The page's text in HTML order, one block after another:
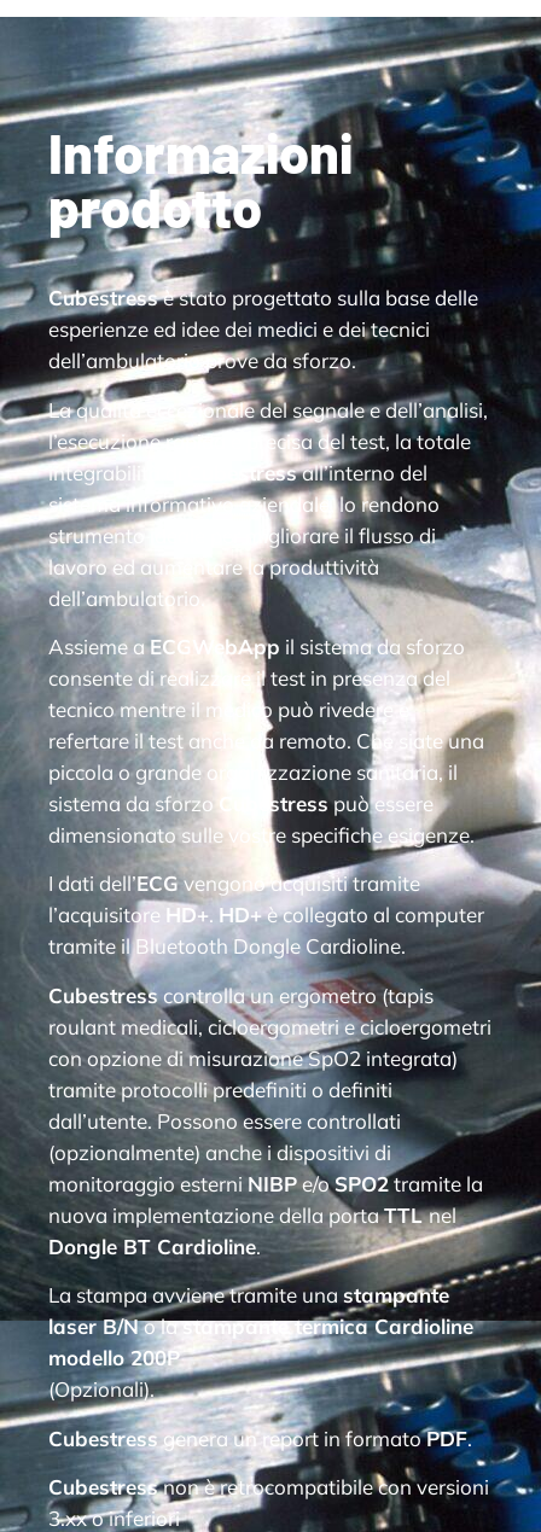
Informazioni
prodotto
Cubestressè stato progettato sulla base delle
esperienze ed idee dei medici e dei tecnici
dell’ambulatorio prove da sforzo.
La qualità eccezionale del segnale e dell’analisi,
l’esecuzione rapida e precisa del test, la totale
integrabilità di
Cubestressall’interno del
sistema informativo aziendale, lo rendono
strumento ideale per migliorare il flusso di
lavoro ed aumentare la produttività
dell’ambulatorio.
Assieme aECGWebApp il sistema da sforzo
consente di realizzare il test in presenza del
tecnico mentre il medico può rivedere e
refertare il test anche da remoto. Che siate una
piccola o grande organizzazione sanitaria, il
sistema da sforzo Cubestresspuò essere
dimensionato sulle vostre specifiche esigenze.
I dati dell’ECGvengono acquisiti tramite
l’acquisitore HD+. HD+è collegato al computer
tramite il Bluetooth Dongle Cardioline.
Cubestresscontrolla un ergometro (tapis
roulant medicali, cicloergometri e cicloergometri
con opzione di misurazione SpO2 integrata)
tramite protocolli predefiniti o definiti
dall’utente. Possono essere controllati
(opzionalmente) anche i dispositivi di
monitoraggio esterni NIBPe/oSPO2tramite la
nuova implementazione della portaTTLnel
Dongle BT Cardioline.
La stampa avviene tramite una stampante
laser B/No lastampante termica Cardioline
modello 200P
(Opzionali).
Cubestress genera un report in formatoPDF.
Cubestressnon è retrocompatibile con versioni
3.xx o inferiori